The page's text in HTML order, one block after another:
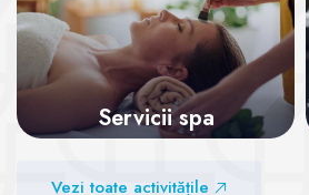
Servicii spa
Vezi sălile
Vezi toate activitățile